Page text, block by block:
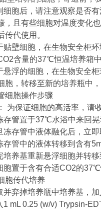
细胞后，请注意观察是否
，且有些细胞对温度变化
传代使用。
贴壁细胞，在生物安全柜
含量的37℃恒温培养箱
悬浮的细胞，在生物安全
胞，转移至新的培养瓶中
细胞操作步骤
为保证细胞的高活率，请
存管置于37℃水浴中来回
冻存管中液体融化后，立
存管中的液体转移到含有
培养基重新悬浮细胞并转
胞置于含有合适CO2的37℃
胞传代培养
并弃掉培养瓶中培养基，加
1 mL 0.25 (w/v) Trypsin-